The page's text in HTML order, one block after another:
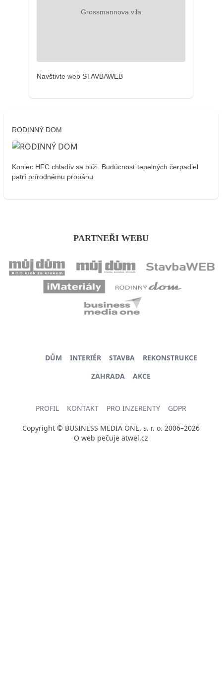
Navštivte web STAVBAWEB
RODINNÝ DOM
Koniec HFC chladív sa blíži. Budúcnosť tepelných čerpadiel
patrí prírodnému propánu
PARTNEŘI WEBU
DŮM INTERIÉR STAVBA
REKONSTRUKCE
ZAHRADA
AKCE
PROFIL KONTAKT PRO INZERENTY GDPR
Copyright © BUSINESS MEDIA ONE, s. r. o. 2006–2026